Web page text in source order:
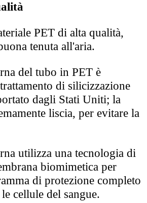
PET di alta qualità,
tenuta all'aria.
del tubo in PET è
di silicizzazione
dagli Stati Uniti; la
liscia, per evitare la
utilizza una tecnologia di
biomimetica per
di protezione completo
cellule del sangue.